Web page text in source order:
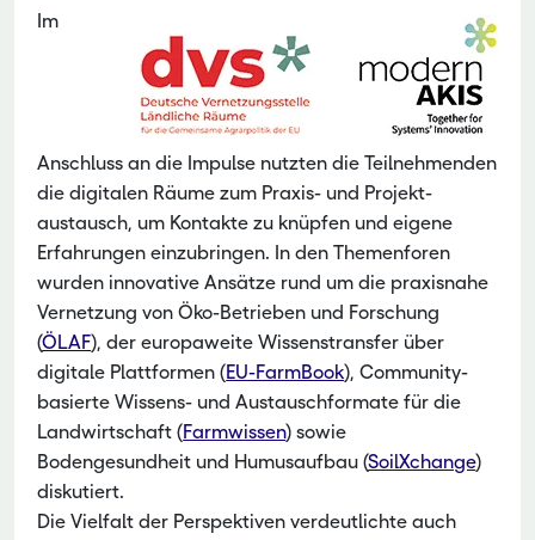
Im
Anschluss an die Impulse nutzten die Teilnehmenden
die digitalen Räume zum Praxis- und Projekt­
austausch, um Kontakte zu knüpfen und eigene
Erfahrungen einzubringen. In den Themenforen
wurden innovative Ansätze rund um die praxisnahe
Vernetzung von Öko-Betrieben und Forschung
(ÖLAF), der europaweite Wissenstransfer über
digitale Plattformen (EU-FarmBook), Community-
basierte Wissens- und Austauschformate für die
Landwirtschaft (Farmwissen) sowie
Bodengesundheit und Humusaufbau (SoilXchange)
diskutiert.
Die Vielfalt der Perspektiven verdeutlichte auch